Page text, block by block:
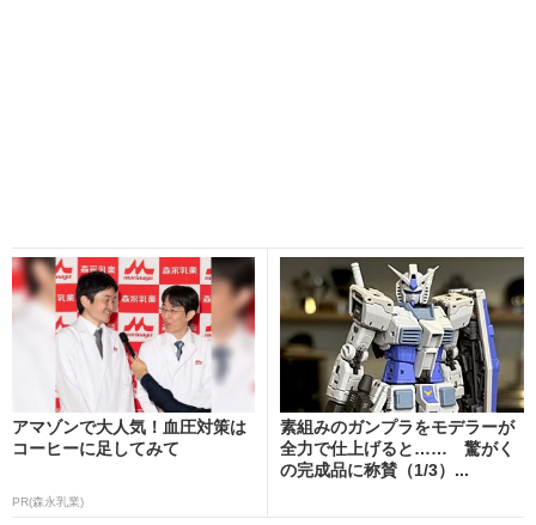
アマゾンで大人気！血圧対策は
コーヒーに足してみて
PR(森永乳業)
素組みのガンプラをモデラーが
全力で仕上げると…… 驚がく
の完成品に称賛（1/3）...